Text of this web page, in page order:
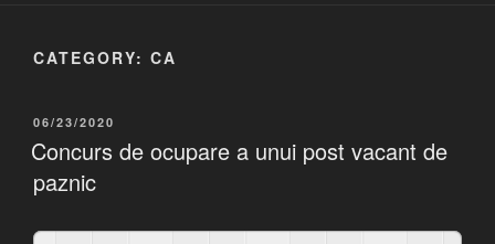
CATEGORY: CA
POSTED
ON
06/23/2020
Concurs de ocupare a unui post vacant de
paznic